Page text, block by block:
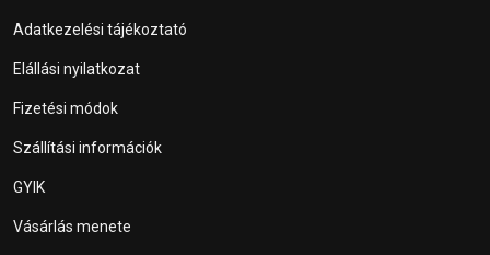
Adatkezelési tájékoztató
Elállási nyilatkozat
Fizetési módok
Szállítási információk
GYIK
Vásárlás menete